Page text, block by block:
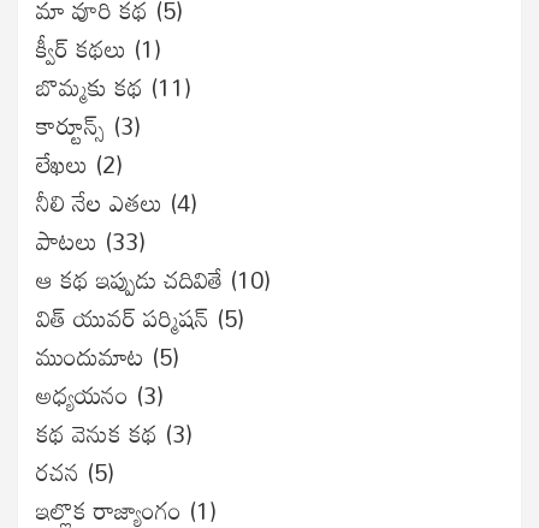
క్వీర్ కథలు (1)
బొమ్మకు కథ (11)
కార్టూన్స్ (3)
లేఖలు (2)
నీలి నేల ఎతలు (4)
పాటలు (33)
ఆ కథ ఇప్పుడు చదివితే (10)
విత్ యువర్ పర్మిషన్ (5)
ముందుమాట (5)
అధ్యయనం (3)
కథ వెనుక కథ (3)
రచన (5)
ఇల్లొక రాజ్యాంగం (1)